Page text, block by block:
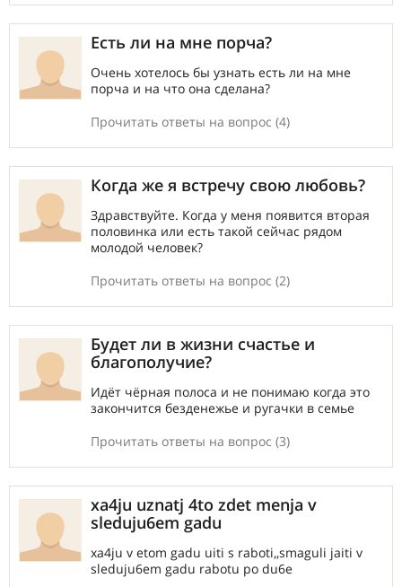
Есть ли на мне порча?
Очень хотелось бы узнать есть ли на мне
порча и на что она сделана?
Прочитать ответы на вопрос (4)
Когда же я встречу свою любовь?
Здравствуйте. Когда у меня появится вторая
половинка или есть такой сейчас рядом
молодой человек?
Прочитать ответы на вопрос (2)
Будет ли в жизни счастье и
благополучие?
Идёт чёрная полоса и не понимаю когда это
закончится безденежье и ругачки в семье
Прочитать ответы на вопрос (3)
xa4ju uznatj 4to zdet menja v
sleduju6em gadu
xa4ju v etom gadu uiti s raboti,,smaguli jaiti v
sleduju6em gadu rabotu po du6e